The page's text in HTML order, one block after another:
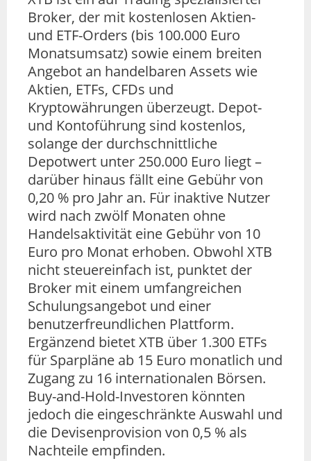
Broker, der mit kostenlosen Aktien-
und ETF-Orders (bis 100.000 Euro
Monatsumsatz) sowie einem breiten
Angebot an handelbaren Assets wie
Aktien, ETFs, CFDs und
Kryptowährungen überzeugt. Depot-
und Kontoführung sind kostenlos,
solange der durchschnittliche
Depotwert unter 250.000 Euro liegt –
darüber hinaus fällt eine Gebühr von
0,20 % pro Jahr an. Für inaktive Nutzer
wird nach zwölf Monaten ohne
Handelsaktivität eine Gebühr von 10
Euro pro Monat erhoben. Obwohl XTB
nicht steuereinfach ist, punktet der
Broker mit einem umfangreichen
Schulungsangebot und einer
benutzerfreundlichen Plattform.
Ergänzend bietet XTB über 1.300 ETFs
für Sparpläne ab 15 Euro monatlich und
Zugang zu 16 internationalen Börsen.
Buy-and-Hold-Investoren könnten
jedoch die eingeschränkte Auswahl und
die Devisenprovision von 0,5 % als
Nachteile empfinden.